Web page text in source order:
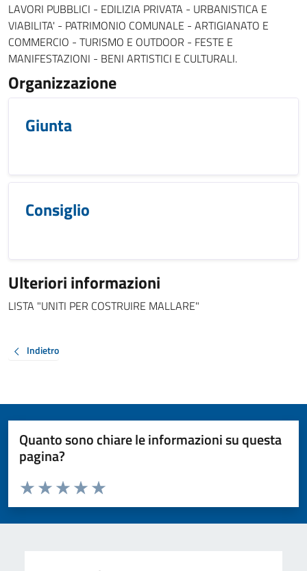
LAVORI PUBBLICI - EDILIZIA PRIVATA - URBANISTICA E
VIABILITA' - PATRIMONIO COMUNALE - ARTIGIANATO E
COMMERCIO - TURISMO E OUTDOOR - FESTE E
MANIFESTAZIONI - BENI ARTISTICI E CULTURALI.
Organizzazione
Giunta
Consiglio
Ulteriori informazioni
LISTA "UNITI PER COSTRUIRE MALLARE"
Indietro
Quanto sono chiare le informazioni su questa
pagina?
Valuta da 1 a 5 stelle la pagina
Valuta 5 stelle su 5
Valuta 4 stelle su 5
Valuta 3 stelle su 5
Valuta 2 stelle su 5
Valuta 1 stelle su 5